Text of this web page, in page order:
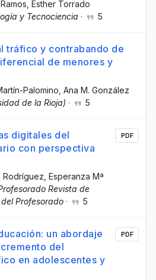
, Esther Torrado
y Tecnociencia · 5
tráfico y contrabando de
de menores y
Palomino , Ana M. González
de la Rioja) · 5
digitales del
con perspectiva
Rodríguez , Esperanza Mª
Revista de
Profesorado · 5
PDF
un abordaje
del
en adolescentes y
PDF